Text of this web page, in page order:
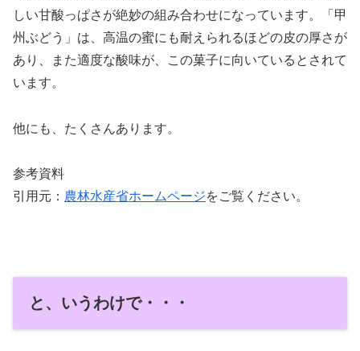
しい甘酸っぱさが絶妙の組み合わせになっています。「甲
州ぶどう」は、高温の蜜にも耐えられるほどの皮の厚さが
あり、また適度な酸味が、この菓子に向いているとされて
います。
他にも、たくさんあります。
参考資料
引用元： 農林水産省ホームページをご覧ください。
と、いうわけで・・・